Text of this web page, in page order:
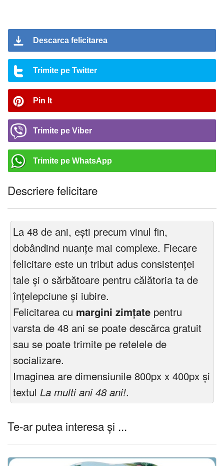
Descarca felicitarea
Trimite pe Twitter
Pin It
Trimite pe Viber
Trimite pe WhatsApp
Descriere felicitare
La 48 de ani, ești precum vinul fin,
dobândind nuanțe mai complexe. Fiecare
felicitare este un tribut adus consistenței
tale și o sărbătoare pentru călătoria ta de
înțelepciune și iubire.
Felicitarea cu margini zimțate pentru
varsta de 48 ani se poate descărca gratuit
sau se poate trimite pe retelele de
socializare.
Imaginea are dimensiunile 800px x 400px și
textul La multi ani 48 ani!.
Te-ar putea interesa și ...